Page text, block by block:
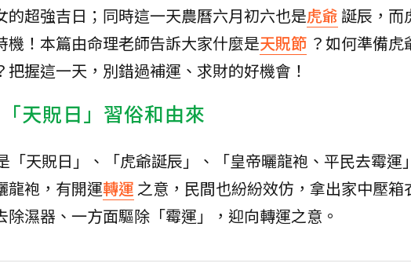
的超強吉日；同時這一天農曆六月初六也是虎爺 誕辰，而
機！本篇由命理老師告訴大家什麼是天貺節 ？如何準備
把握這一天，別錯過補運、求財的好機會！
天貺日」習俗和由來
「天貺日」、「虎爺誕辰」、「皇帝曬龍袍、平民去霉運
龍袍，有開運轉運 之意，民間也紛紛效仿，拿出家中壓
除濕器、一方面驅除「霉運」，迎向轉運之意。